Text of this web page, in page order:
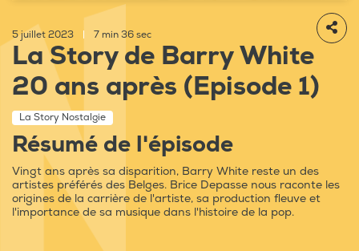
5 juillet 2023 7 min 36 sec
La Story de Barry White
20 ans après (Episode 1)
La Story Nostalgie
Résumé de l'épisode
Vingt ans après sa disparition, Barry White reste un des
artistes préférés des Belges. Brice Depasse nous raconte les
origines de la carrière de l'artiste, sa production fleuve et
l'importance de sa musique dans l'histoire de la pop.